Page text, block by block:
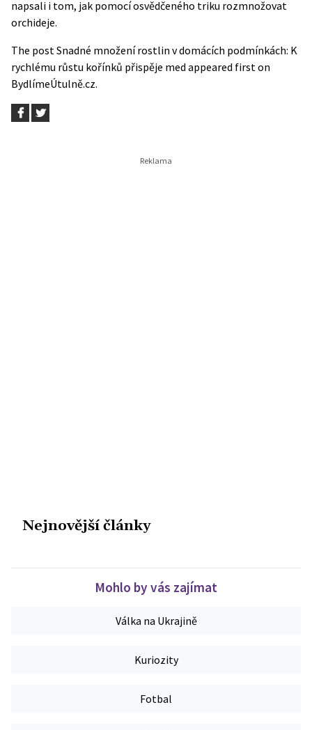
napsali i tom, jak pomocí osvědčeného triku rozmnožovat
orchideje.
The postSnadné množení rostlin v domácích podmínkách: K
rychlému růstu kořínků přispěje med appeared first on
BydlímeÚtulně.cz.
Nejnovější články
Mohlo by vás zajímat
Válka na Ukrajině
Kuriozity
Fotbal